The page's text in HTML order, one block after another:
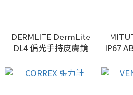
DERMLITE DermLite
DL4 偏光手持皮膚鏡
IP67